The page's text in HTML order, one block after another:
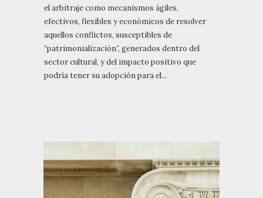
el arbitraje como mecanismos ágiles,
efectivos, flexibles y económicos de resolver
aquellos conflictos, susceptibles de
“patrimonialización”, generados dentro del
sector cultural, y del impacto positivo que
podría tener su adopción para el...